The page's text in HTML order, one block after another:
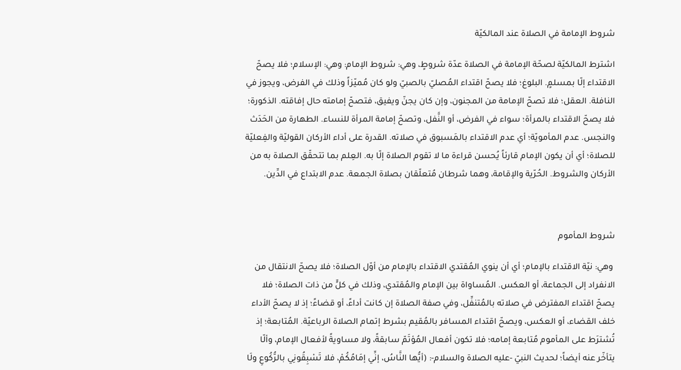
شروط الإمامة في الصلاة عند المالكيّة
اشترط المالكيّة لصحّة الإمامة في الصلاة عدّة شروطٍ، وهي: شروط الإمام: وهي: الإسلام؛ فلا يصحّ
الاقتداء إلّا بمسلمٍ. البلوغ؛ فلا يصحّ اقتداء المُصليّ بالصبيّ ولو كان مُميّزاً وذلك في الفرض، ويجوز في
النافلة. العقل؛ فلا تصحّ الإمامة من المجنون، وإن كان يجنّ ويفيق، فتصحّ إمامته حال إفاقته. الذكورة؛
فلا يصحّ الاقتداء بالمرأة؛ سواء في الفرض، أو النَّفل، وتصحّ إمامة المرأة للنساء. الطهارة من الحَدَث
والنجس. عدم المأمويّة؛ أي عدم الاقتداء بالمَسبوق في صلاته. القدرة على أداء الأركان القوليّة والفِعليّة
للصلاة؛ أي أن يكون الإمام قارئاً يُحسن قراءة ما لا تقوم الصلاة إلّا به. العِلم بما تتحقّق الصلاة به من
الأركان والشروط. الحُرّية والإقامة، وهما شرطان مُتعلّقان بصلاة الجمعة. عدم الابتداع في الدِّين.
شروط المأموم
وهي: نيّة الاقتداء بالإمام؛ أي أن ينوي المُقتدي الاقتداء بالإمام من أوّل الصلاة؛ فلا يصحّ الانتقال من
الانفراد إلى الجماعة، أو العكس. المُساواة بين الإمام والمُقتدي، وذلك في كلٍّ من ذات الصلاة؛ فلا
يصحّ اقتداء المفترض في صلاته بالمُتنفِّل، وفي صفة الصلاة إن كانت أداءً، أو قضاءً؛ إذ لا يصحّ الأداء
خلف القضاء، أو العكس، ويصحّ اقتداء المسافر بالمُقيم بشرط إتمام الصلاة الرباعيّة. المُتابعة؛ إذ
تُشترَط على المأموم مُتابعة إمامه؛ فلا تكون أفعال المُؤتَمّ سابقةً، ولا مساويةً لأفعال الإمام، وألّا
يتأخّر عنه أيضاً؛ لحديث النبيّ -عليه الصلاة والسلام-: (أيُّها النَّاسُ، إنِّي إمَامُكُمْ، فلا تَسْبِقُونِي بالرُّكُوعِ ولَا